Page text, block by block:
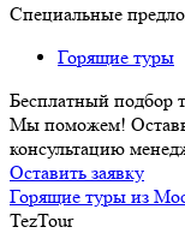
Специальные
Горящие туры
Бесплатный подбор
Мы поможем!
консультацию
Оставить заявку
Горящие туры из
TezTour